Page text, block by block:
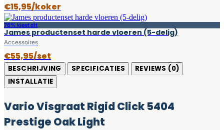
€15,95/koker
76% kiest dit
James productenset harde vloeren (5-delig)
Accessoires
€55,95/set
BESCHRIJVING SPECIFICATIES
REVIEWS (0)
INSTALLATIE
Vario Visgraat Rigid Click 5404
Prestige Oak Light